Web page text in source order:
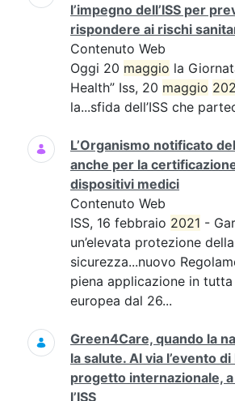
l’impegno dell’ISS per
rispondere ai rischi
Contenuto Web
Oggi 20 maggio la
Health” Iss, 20 maggio
la...sfida dell’ISS che
L’Organismo notificato
anche per la
dispositivi medici
Contenuto Web
ISS, 16 febbraio 2021 -
un’elevata protezione
sicurezza...nuovo
piena applicazione in tutta
europea dal 26...
Green4Care, quando la
la salute. Al via l’evento
progetto internazionale,
l’ISS